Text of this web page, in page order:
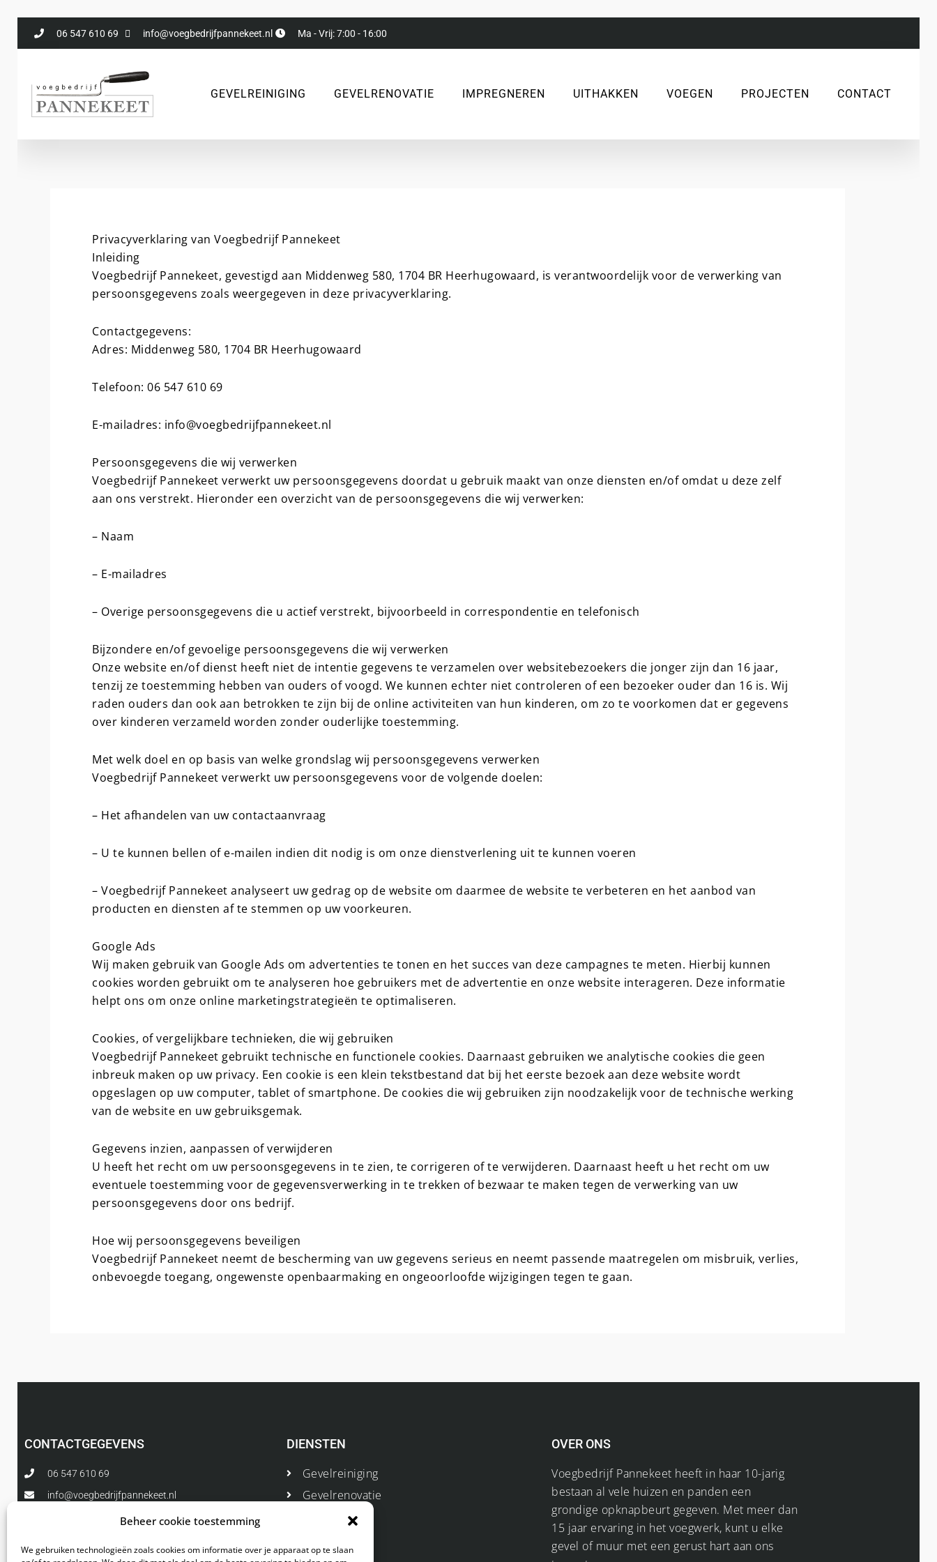
Beheer cookie toestemming
We gebruiken technologieën zoals cookies om informatie over je apparaat op te slaan
naar
06 547 610 69 info@voegbedrijfpannekeet.nl Ma - Vrij: 7:00 - 16:00
GEVELREINIGING GEVELRENOVATIE IMPREGNEREN UITHAKKEN VOEGEN PROJECTEN CONTACT
Privacyverklaring van Voegbedrijf Pannekeet
Inleiding
Voegbedrijf Pannekeet, gevestigd aan Middenweg 580, 1704 BR Heerhugowaard, is verantwoordelijk voor de verwerking van
persoonsgegevens zoals weergegeven in deze privacyverklaring.
Contactgegevens:
Adres: Middenweg 580, 1704 BR Heerhugowaard
Telefoon: 06 547 610 69
E-mailadres: info@voegbedrijfpannekeet.nl
Persoonsgegevens die wij verwerken
Voegbedrijf Pannekeet verwerkt uw persoonsgegevens doordat u gebruik maakt van onze diensten en/of omdat u deze zelf
aan ons verstrekt. Hieronder een overzicht van de persoonsgegevens die wij verwerken:
– Naam
– E-mailadres
– Overige persoonsgegevens die u actief verstrekt, bijvoorbeeld in correspondentie en telefonisch
Bijzondere en/of gevoelige persoonsgegevens die wij verwerken
Onze website en/of dienst heeft niet de intentie gegevens te verzamelen over websitebezoekers die jonger zijn dan 16 jaar,
tenzij ze toestemming hebben van ouders of voogd. We kunnen echter niet controleren of een bezoeker ouder dan 16 is. Wij
raden ouders dan ook aan betrokken te zijn bij de online activiteiten van hun kinderen, om zo te voorkomen dat er gegevens
over kinderen verzameld worden zonder ouderlijke toestemming.
Met welk doel en op basis van welke grondslag wij persoonsgegevens verwerken
Voegbedrijf Pannekeet verwerkt uw persoonsgegevens voor de volgende doelen:
– Het afhandelen van uw contactaanvraag
– U te kunnen bellen of e-mailen indien dit nodig is om onze dienstverlening uit te kunnen voeren
– Voegbedrijf Pannekeet analyseert uw gedrag op de website om daarmee de website te verbeteren en het aanbod van
producten en diensten af te stemmen op uw voorkeuren.
Google Ads
Wij maken gebruik van Google Ads om advertenties te tonen en het succes van deze campagnes te meten. Hierbij kunnen
cookies worden gebruikt om te analyseren hoe gebruikers met de advertentie en onze website interageren. Deze informatie
helpt ons om onze online marketingstrategieën te optimaliseren.
Cookies, of vergelijkbare technieken, die wij gebruiken
Voegbedrijf Pannekeet gebruikt technische en functionele cookies. Daarnaast gebruiken we analytische cookies die geen
inbreuk maken op uw privacy. Een cookie is een klein tekstbestand dat bij het eerste bezoek aan deze website wordt
opgeslagen op uw computer, tablet of smartphone. De cookies die wij gebruiken zijn noodzakelijk voor de technische werking
van de website en uw gebruiksgemak.
Gegevens inzien, aanpassen of verwijderen
U heeft het recht om uw persoonsgegevens in te zien, te corrigeren of te verwijderen. Daarnaast heeft u het recht om uw
eventuele toestemming voor de gegevensverwerking in te trekken of bezwaar te maken tegen de verwerking van uw
persoonsgegevens door ons bedrijf.
Hoe wij persoonsgegevens beveiligen
Voegbedrijf Pannekeet neemt de bescherming van uw gegevens serieus en neemt passende maatregelen om misbruik, verlies,
onbevoegde toegang, ongewenste openbaarmaking en ongeoorloofde wijzigingen tegen te gaan.
CONTACTGEGEVENS
06 547 610 69
info@voegbedrijfpannekeet.nl
DIENSTEN
Gevelreiniging
Gevelrenovatie
Impregneren
OVER ONS
Voegbedrijf Pannekeet heeft in haar 10-jarig
bestaan al vele huizen en panden een
grondige opknapbeurt gegeven. Met meer dan
15 jaar ervaring in het voegwerk, kunt u elke
gevel of muur met een gerust hart aan ons